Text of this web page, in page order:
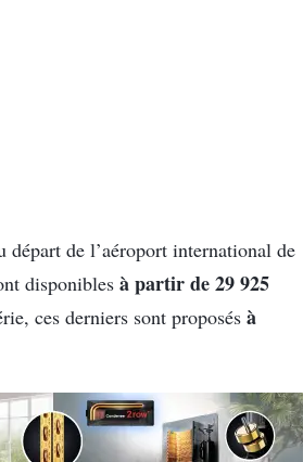
départ de l’aéroport international de
disponibles à partir de 29 925
ces derniers sont proposés à